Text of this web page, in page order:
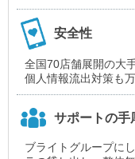
安全性
全国70店舗展開の大
個人情報流出対策も
サポートの手
ブライトグループに